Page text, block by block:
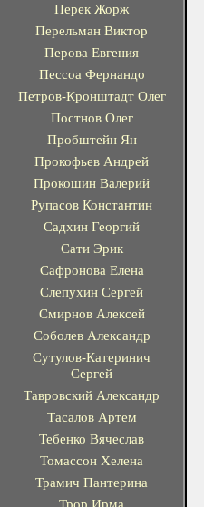
Перек Жорж
Перельман Виктор
Перова Евгения
Пессоа Фернандо
Петров-Кронштадт Олег
Постнов Олег
Пробштейн Ян
Прокофьев Андрей
Прокошин Валерий
Рупасов Константин
Садхин Георгий
Сати Эрик
Сафронова Елена
Слепухин Сергей
Смирнов Алексей
Соболев Александр
Сутулов-Катеринич
Сергей
Тавровский Александр
Тасалов Артем
Тебенко Вячеслав
Томассон Хелена
Трамич Пантерина
Трор Ирма